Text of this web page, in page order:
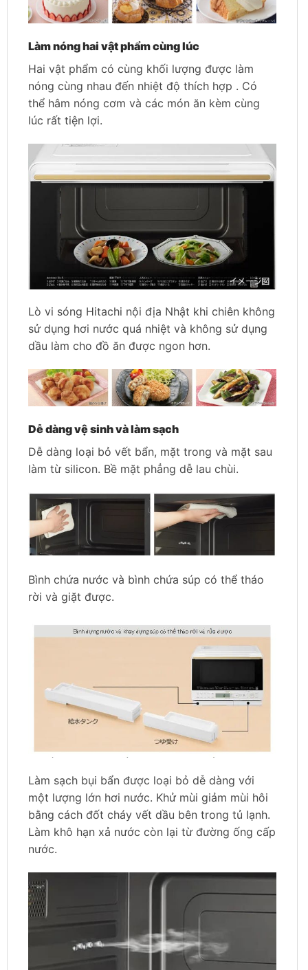
Làm nóng hai vật phẩm cùng lúc
Hai vật phẩm có cùng khối lượng được làm
nóng cùng nhau đến nhiệt độ thích hợp . Có
thể hâm nóng cơm và các món ăn kèm cùng
lúc rất tiện lợi.
Lò vi sóng Hitachi nội địa Nhật khi chiên không
sử dụng hơi nước quá nhiệt và không sử dụng
dầu làm cho đồ ăn được ngon hơn.
Dễ dàng vệ sinh và làm sạch
Dễ dàng loại bỏ vết bẩn, mặt trong và mặt sau
làm từ silicon. Bề mặt phẳng dễ lau chùi.
Bình chứa nước và bình chứa súp có thể tháo
rời và giặt được.
Làm sạch bụi bẩn được loại bỏ dễ dàng với
một lượng lớn hơi nước. Khử mùi giảm mùi hôi
bằng cách đốt cháy vết dầu bên trong tủ lạnh.
Làm khô hạn xả nước còn lại từ đường ống cấp
nước.